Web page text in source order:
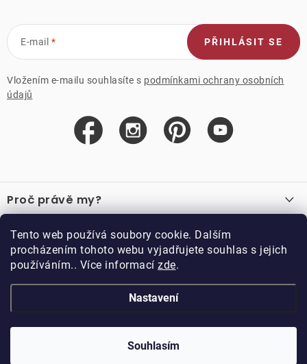
Tento web používá soubory cookie. Dalším
procházením tohoto webu vyjadřujete souhlas s jejich
používáním.. Více informací zde.
Nastavení
Souhlasím
E-mail
Vložením e-mailu souhlasíte s podmínkami ochrany osobních
údajů
PŘIHLÁSIT SE
á
p
a
Proč právě my?
Recenze
Důležité odkazy
Velkoobchod
Vzorková prodejna
Kariéra
Blog
O nákupu
Obchodní podmínky
Podmínky věrnostního programu
Doppler CZ spol. s.r.o.,
Trhové Sviny
DOPPLER CZ spol. s r.o.. Všechna práva vyhrazena.